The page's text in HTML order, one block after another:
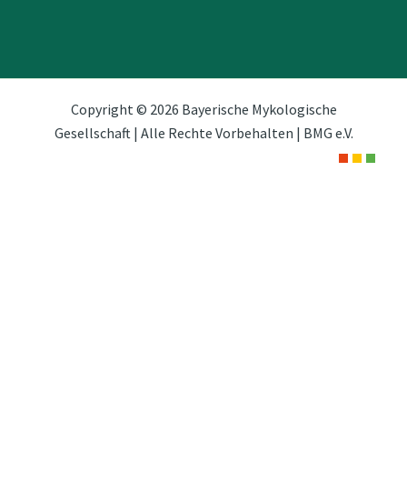
Copyright © 2026 Bayerische Mykologische
Gesellschaft | Alle Rechte Vorbehalten | BMG e.V.